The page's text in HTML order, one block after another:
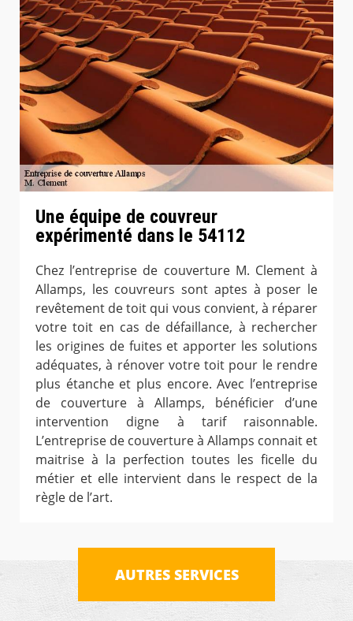
Une équipe de couvreur
expérimenté dans le 54112
Chez l’entreprise de couverture M. Clement à
Allamps, les couvreurs sont aptes à poser le
revêtement de toit qui vous convient, à réparer
votre toit en cas de défaillance, à rechercher
les origines de fuites et apporter les solutions
adéquates, à rénover votre toit pour le rendre
plus étanche et plus encore. Avec l’entreprise
de couverture à Allamps, bénéficier d’une
intervention digne à tarif raisonnable.
L’entreprise de couverture à Allamps connait et
maitrise à la perfection toutes les ficelle du
métier et elle intervient dans le respect de la
règle de l’art.
AUTRES SERVICES